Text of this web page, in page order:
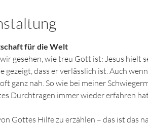
für die Welt
gesehen, wie treu Gott ist: Jesus
gezeigt, dass er verlässlich ist. Auch
ganz nah. So wie bei meiner
Durchtragen immer wieder erfahren
Gottes Hilfe zu erzählen – das ist das